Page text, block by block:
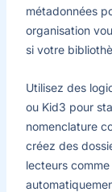
métadonnées
organisation
si votre
Utilisez des
ou Kid3 pour
nomenclature
créez des
lecteurs